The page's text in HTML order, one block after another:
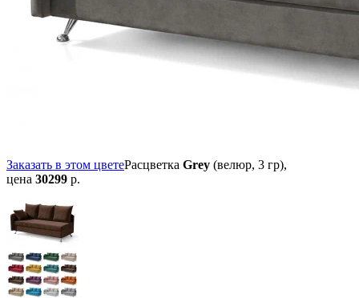
Заказать в этом цветеРасцветка Grey (велюр, 3 гр),
цена 30299 р.